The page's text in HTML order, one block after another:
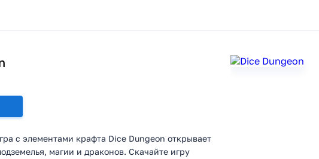
с элементами крафта Dice Dungeon открывает
магии и драконов. Скачайте игру